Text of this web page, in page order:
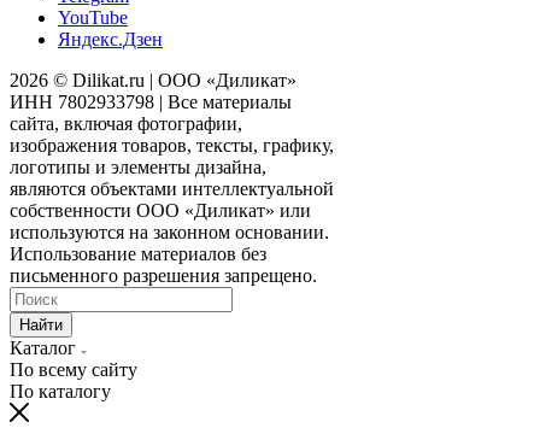
YouTube
Яндекс.Дзен
2026 © Dilikat.ru | ООО «Диликат»
ИНН 7802933798 | Все материалы
сайта, включая фотографии,
изображения товаров, тексты, графику,
логотипы и элементы дизайна,
являются объектами интеллектуальной
собственности ООО «Диликат» или
используются на законном основании.
Использование материалов без
письменного разрешения запрещено.
Найти
Каталог
По всему сайту
По каталогу